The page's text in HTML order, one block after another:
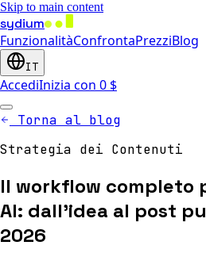
Skip to main content
sydium
FunzionalitàConfrontaPrezziBlog
IT
AccediInizia con 0 $
Torna al blog
Strategia dei Contenuti
Il workflow completo
AI: dall'idea al post
2026